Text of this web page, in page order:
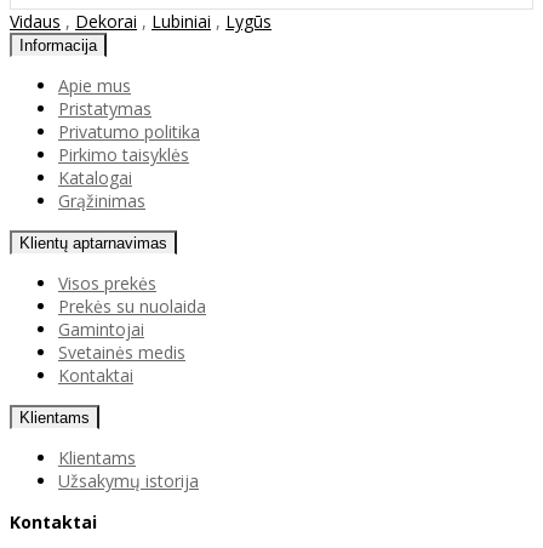
Vidaus , Dekorai , Lubiniai , Lygūs
Informacija
Apie mus
Pristatymas
Privatumo politika
Pirkimo taisyklės
Katalogai
Grąžinimas
Klientų aptarnavimas
Visos prekės
Prekės su nuolaida
Gamintojai
Svetainės medis
Kontaktai
Klientams
Klientams
Užsakymų istorija
Kontaktai